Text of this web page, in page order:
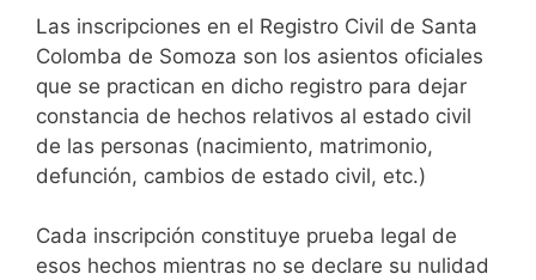
Las inscripciones en el Registro Civil de Santa
Colomba de Somoza son los asientos oficiales
que se practican en dicho registro para dejar
constancia de hechos relativos al estado civil
de las personas (nacimiento, matrimonio,
defunción, cambios de estado civil, etc.)
Cada inscripción constituye prueba legal de
esos hechos mientras no se declare su nulidad